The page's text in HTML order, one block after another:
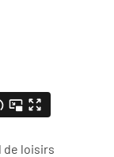
de loisirs